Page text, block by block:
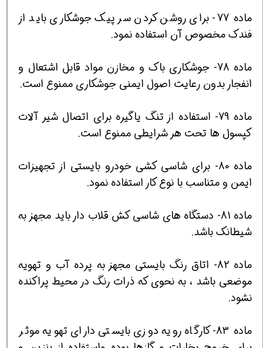
ماده 77- براي روشن كردن سر پيك جوشكاري بايد از
فندك مخصوص آن استفاده نمود.
ماده 78- جوشكاري باك و مخازن مواد قابل اشتعال و
انفجار بدون رعايت اصول ايمني جوشكاري ممنوع است.
ماده 79- استفاده از تنگ ياگيره براي اتصال شير آلات
كپسول ها تحت هر شرايطي ممنوع است.
ماده 80- براي شاسي كشي خودرو بايستي از تجهيزات
ايمن و متناسب با نوع كار استفاده نمود.
ماده 81- دستگاه هاي شاسي كش قلاب دار بايد مجهز به
شيطانك باشد.
ماده 82- اتاق رنگ بايستي مجهز به پرده آب و تهويه
موضعي باشد ، به نحوي كه ذرات رنگ در محيط پراكنده
نشود.
ماده 83- كارگاه رويه دوزي بايستي داراي تهويه موثر